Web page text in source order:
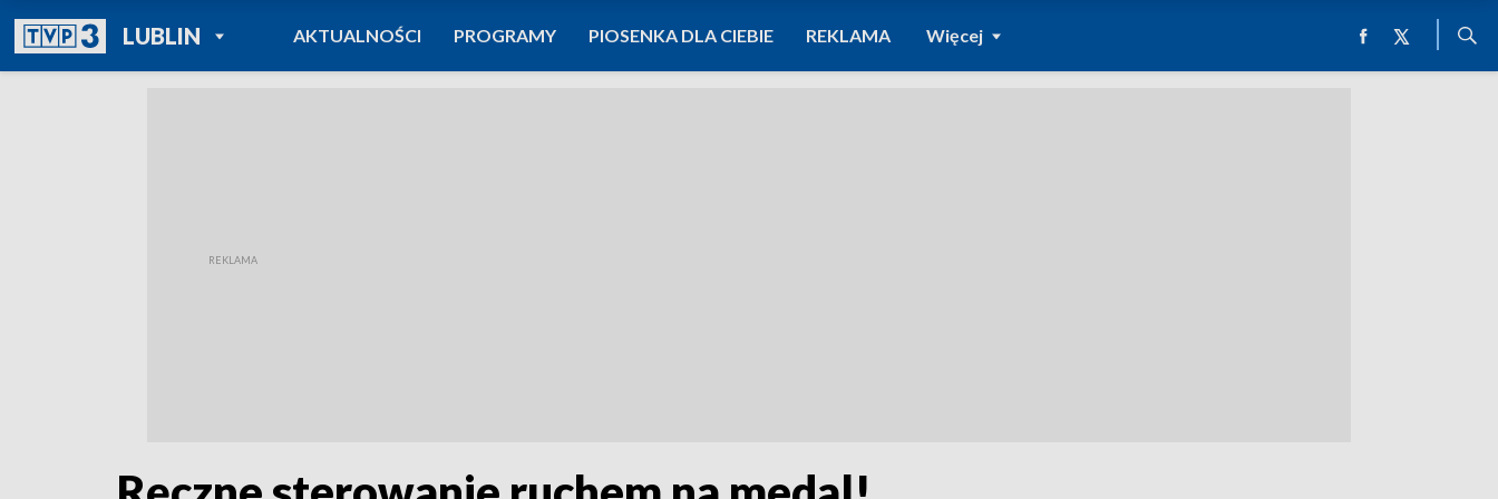
LUBLINPOWRÓT DO
TVP REGIONY
AKTUALNOŚCI PROGRAMY PIOSENKA DLA CIEBIE REKLAMA Więcej